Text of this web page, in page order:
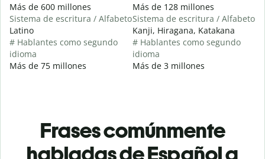
Más de 600 millones
Sistema de escritura / Alfabeto
Latino
# Hablantes como segundo
idioma
Más de 75 millones
Más de 128 millones
Sistema de escritura / Alfabeto
Kanji, Hiragana, Katakana
# Hablantes como segundo
idioma
Más de 3 millones
Frases comúnmente